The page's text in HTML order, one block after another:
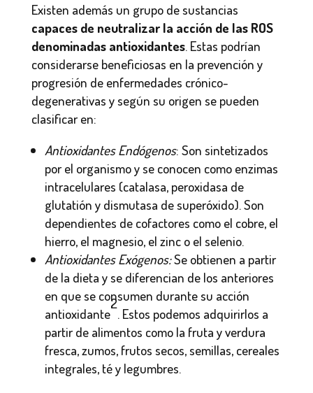
Existen además un grupo de sustancias
capaces de neutralizar la acción de las ROS
denominadas antioxidantes. Estas podrían
considerarse beneficiosas en la prevención y
progresión de enfermedades crónico-
degenerativas y según su origen se pueden
clasificar en:
Antioxidantes Endógenos: Son sintetizados
por el organismo y se conocen como enzimas
intracelulares (catalasa, peroxidasa de
glutatión y dismutasa de superóxido). Son
dependientes de cofactores como el cobre, el
hierro, el magnesio, el zinc o el selenio.
Antioxidantes Exógenos:Se obtienen a partir
de la dieta y se diferencian de los anteriores
en que se consumen durante su acción
antioxidante
2
. Estos podemos adquirirlos a
partir de alimentos como la fruta y verdura
fresca, zumos, frutos secos, semillas, cereales
integrales, té y legumbres.